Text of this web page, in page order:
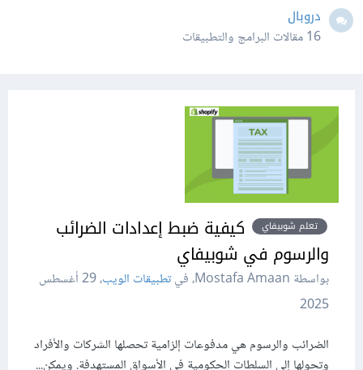
دروبال
16مقالات البرامج والتطبيقات
تعلم شوبيفاي
كيفية ضبط إعدادات الضرائب
والرسوم في شوبيفاي
بواسطة Mostafa Amaan، في تطبيقات الويب،
29 أغسطس
2025
الضرائب والرسوم هي مدفوعات إلزامية تحصلها الشركات والأفراد
وتحولها إلى السلطات الحكومية في الأسواق المستهدفة. ويمكن...